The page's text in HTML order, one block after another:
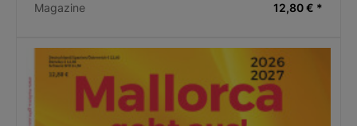
Magazine 12,80 € *